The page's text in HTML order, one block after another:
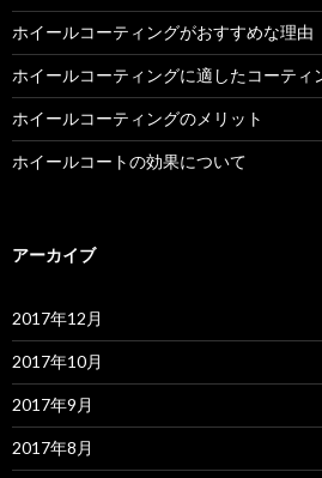
ホイールコーティングがおすすめな理由
ホイールコーティングに適したコーティ
ホイールコーティングのメリット
ホイールコートの効果について
アーカイブ
2017年12月
2017年10月
2017年9月
2017年8月